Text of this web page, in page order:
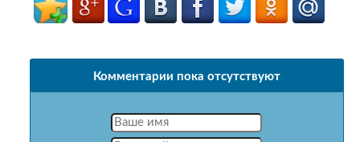
Комментарии пока отсутствуют